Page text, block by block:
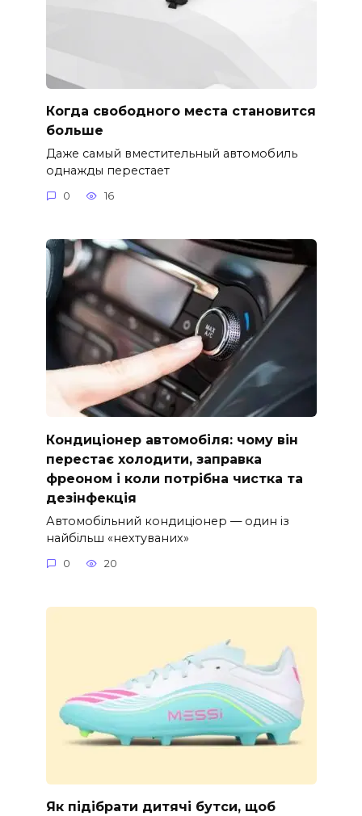
Когда свободного места становится
больше
Даже самый вместительный автомобиль
однажды перестает
0 16
Кондиціонер автомобіля: чому він
перестає холодити, заправка
фреоном і коли потрібна чистка та
дезінфекція
Автомобільний кондиціонер — один із
найбільш «нехтуваних»
0 20
Як підібрати дитячі бутси, щоб